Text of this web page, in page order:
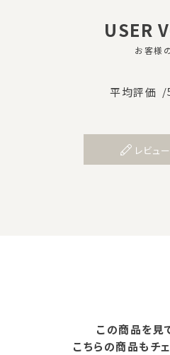
USER
お客様
平均評価 /
レビュ
この商品を見
こちらの商品もチ